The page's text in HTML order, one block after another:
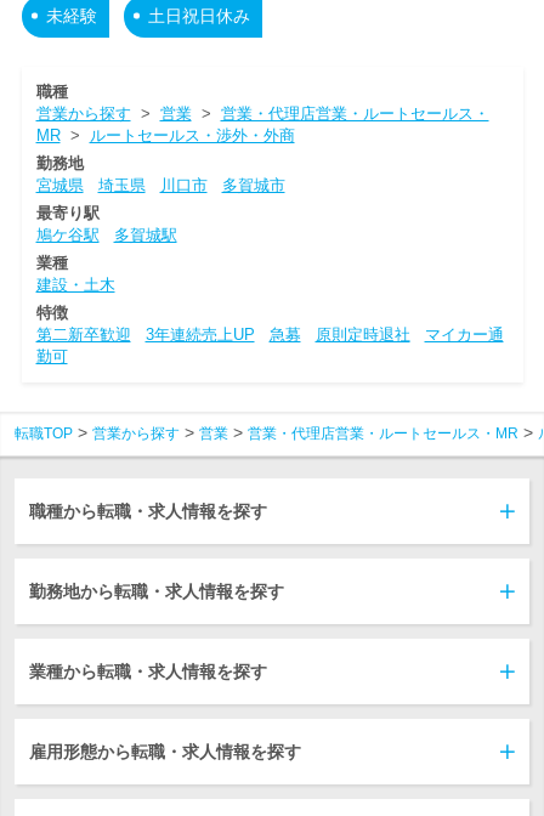
未経験 土日祝日休み
職種
営業から探す > 営業> 営業・代理店営業・ルートセールス・
MR>
ルートセールス・渉外・外商
勤務地
宮城県
埼玉県 川口市
多賀城市
最寄り駅
鳩ケ谷駅
多賀城駅
業種
建設・土木
特徴
第二新卒歓迎
3年連続売上UP 急募 原則定時退社
マイカー通
勤可
転職TOP 営業から探す 営業 営業・代理店営業・ルートセールス・MR
職種から転職・求人情報を探す
勤務地から転職・求人情報を探す
業種から転職・求人情報を探す
雇用形態から転職・求人情報を探す